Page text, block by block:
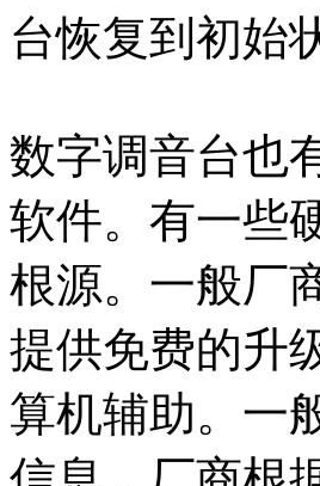
台恢复到初始
数字调音台也
软件。有一些
根源。一般厂
提供免费的升
算机辅助。一